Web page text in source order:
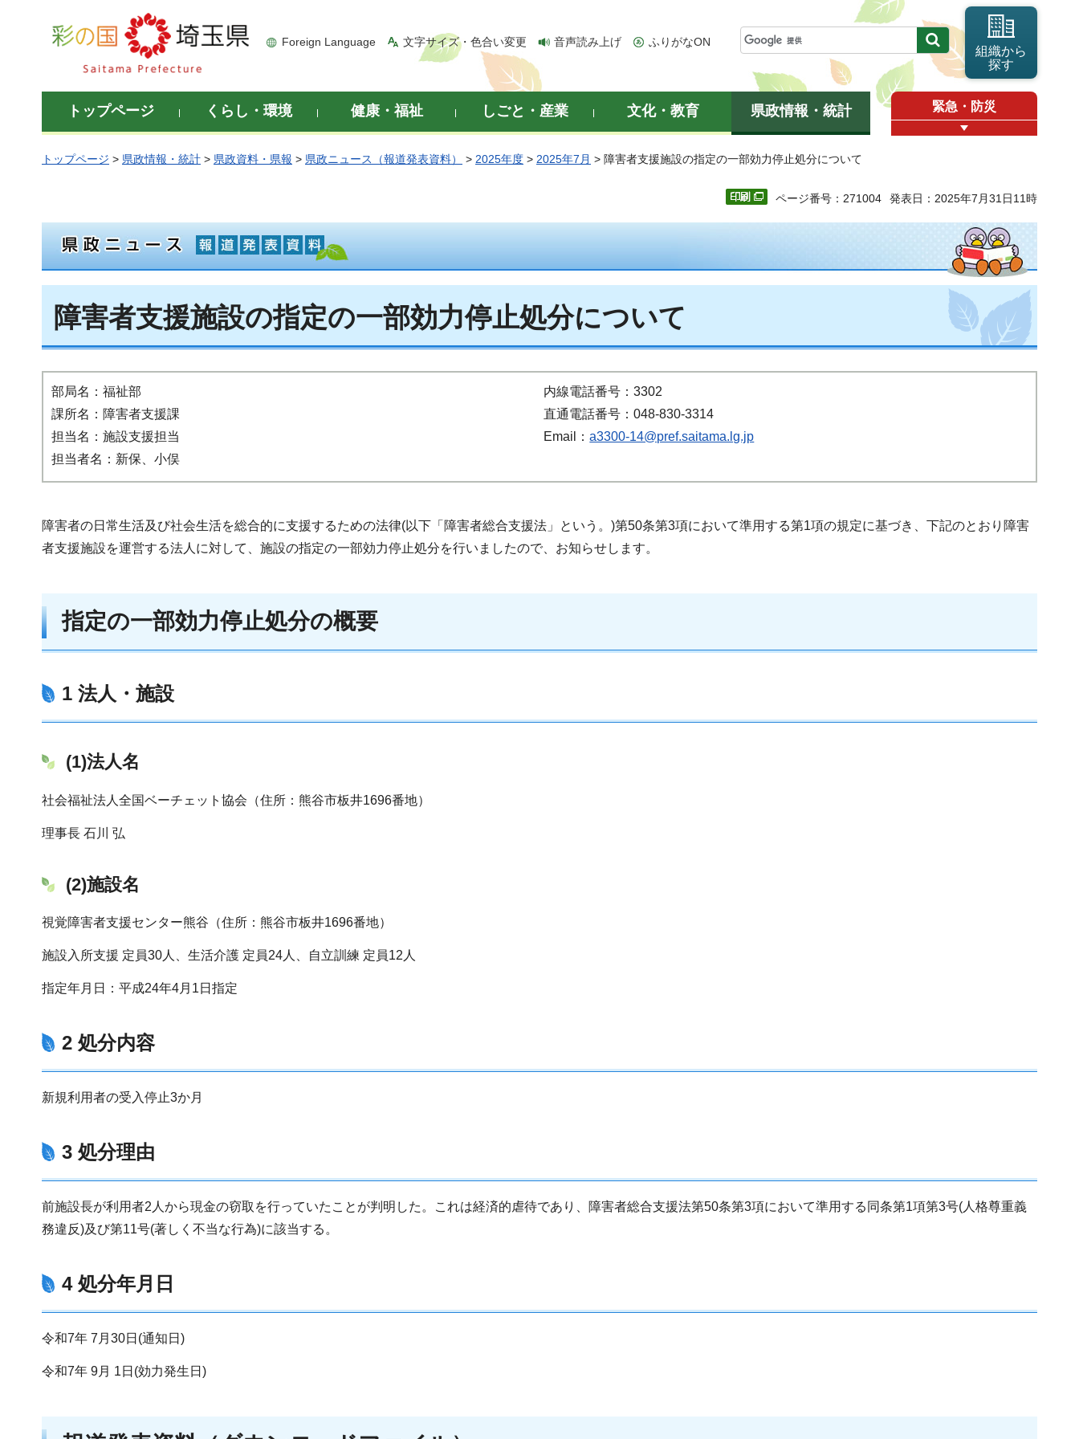
彩の国 埼玉県
Foreign Language 文字サイズ・色合い変更 音声読み上げ ふりがなON
組織から
探す
トップページ くらし・環境 健康・福祉 しごと・産業 文化・教育 県政情報・統計 緊急・防災
トップページ > 県政情報・統計 > 県政資料・県報 > 県政ニュース（報道発表資料） > 2025年度 > 2025年7月 > 障害者支援施設の指定の一部効力停止処分について
ページ番号：271004 発表日：2025年7月31日11時
障害者支援施設の指定の一部効力停止処分について
部局名：福祉部
課所名：障害者支援課
担当名：施設支援担当
担当者名：新保、小俣
内線電話番号：3302
直通電話番号：048-830-3314
Email：a3300-14@pref.saitama.lg.jp
障害者の日常生活及び社会生活を総合的に支援するための法律(以下「障害者総合支援法」という。)第50条第3項において準用する第1項の規定に基づき、下記のとおり障害
者支援施設を運営する法人に対して、施設の指定の一部効力停止処分を行いましたので、お知らせします。
指定の一部効力停止処分の概要
1 法人・施設
(1)法人名
社会福祉法人全国ベーチェット協会（住所：熊谷市板井1696番地）
理事長 石川 弘
(2)施設名
視覚障害者支援センター熊谷（住所：熊谷市板井1696番地）
施設入所支援 定員30人、生活介護 定員24人、自立訓練 定員12人
指定年月日：平成24年4月1日指定
2 処分内容
新規利用者の受入停止3か月
3 処分理由
前施設長が利用者2人から現金の窃取を行っていたことが判明した。これは経済的虐待であり、障害者総合支援法第50条第3項において準用する同条第1項第3号(人格尊重義
務違反)及び第11号(著しく不当な行為)に該当する。
4 処分年月日
令和7年 7月30日(通知日)
令和7年 9月 1日(効力発生日)